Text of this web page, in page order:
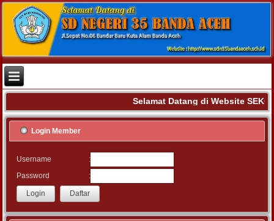
Selamat Datang di Website
Login Member
Username
:
Password
: